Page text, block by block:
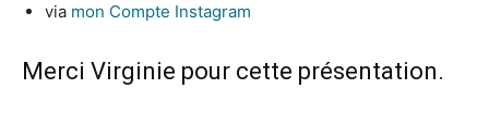
via mon Compte Instagram
Merci Virginie pour cette présentation.